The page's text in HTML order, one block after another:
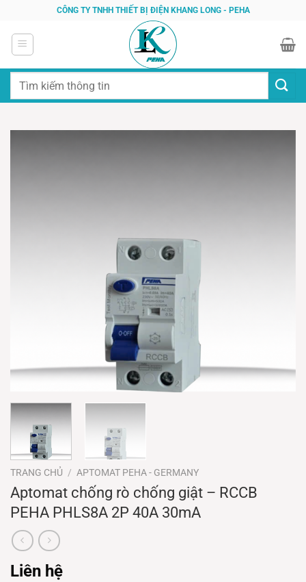
dung
CÔNG TY TNHH THIẾT BỊ ĐIỆN KHANG LONG - PEHA
Tìm
TRANG CHỦ / APTOMAT PEHA - GERMANY
Aptomat chống rò chống giật – RCCB
PEHA PHLS8A 2P 40A 30mA
Liên hệ